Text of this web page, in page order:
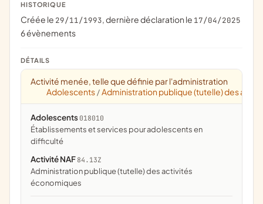
HISTORIQUE
Créée le 29/11/1993, dernière déclaration le 17/04/2025
6 évènements
DÉTAILS
Activité menée, telle que définie par l'administration
Adolescents / Administration publique (tutelle) des
Adolescents 018010
établissements et services pour adolescents en
difficulté
Activité NAF 84.13Z
Administration publique (tutelle) des activités
économiques